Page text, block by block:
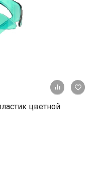
+ К
цветной